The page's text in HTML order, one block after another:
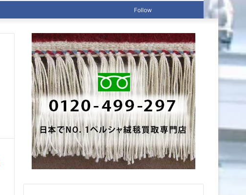
skin
Article
Sidebar
Random
Follow